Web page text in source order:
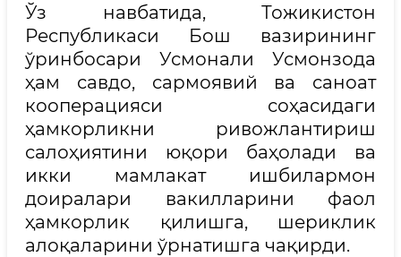
Ўз навбатида, Тожикистон
Республикаси Бош вазирининг
ўринбосари Усмонали Усмонзода
ҳам савдо, сармоявий ва саноат
кооперацияси соҳасидаги
ҳамкорликни ривожлантириш
салоҳиятини юқори баҳолади ва
икки мамлакат ишбилармон
доиралари вакилларини фаол
ҳамкорлик қилишга, шериклик
алоқаларини ўрнатишга чақирди.